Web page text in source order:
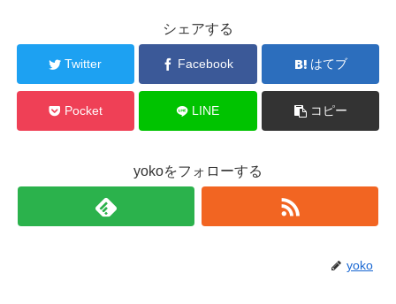
シェアする
Twitter Facebook はてブ
Pocket LINE コピー
yokoをフォローする
yoko